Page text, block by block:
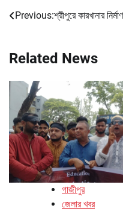
Post
Previous:শ্রীপুরে কারখানার
Related News
গাজীপুর
জেলার খবর